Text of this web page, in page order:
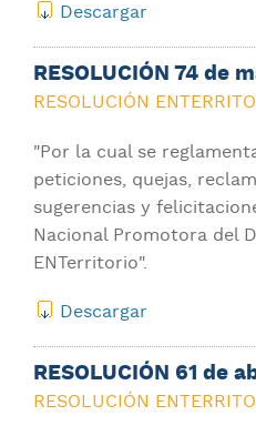
Descargar
RESOLUCIÓN 74 de
RESOLUCIÓN
"Por la cual se
peticiones, quejas,
sugerencias y
Nacional Promotora del
ENTerritorio".
Descargar
RESOLUCIÓN 61 de
RESOLUCIÓN